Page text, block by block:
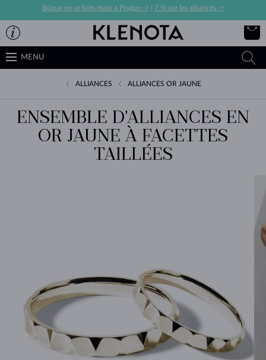
Bijoux en or faits main à Prague -> 7 % sur les alliances ->
MENU
ALLIANCES ALLIANCES OR JAUNE
ENSEMBLE D'ALLIANCES EN
OR JAUNE À FACETTES
TAILLÉES